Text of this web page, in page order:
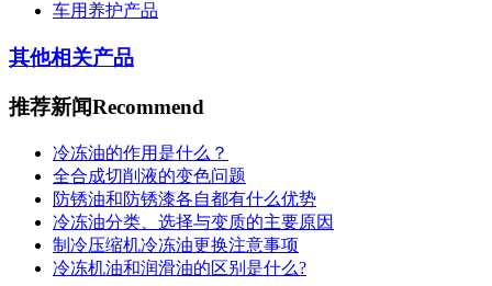
车用养护产品
其他相关产品
推荐新闻Recommend
冷冻油的作用是什么？
全合成切削液的变色问题
防锈油和防锈漆各自都有什么优势
冷冻油分类、选择与变质的主要原因
制冷压缩机冷冻油更换注意事项
冷冻机油和润滑油的区别是什么?